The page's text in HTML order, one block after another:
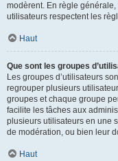
modèrent. En règle
utilisateurs respectent les
Haut
Que sont les groupes
Les groupes d’utilisateurs
regrouper plusieurs
groupes et chaque groupe
facilite les tâches aux
plusieurs utilisateurs en une
de modération, ou bien leur
Haut